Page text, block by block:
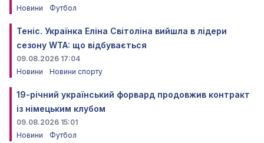
Новини
Футбол
Теніс. Українка Еліна Світоліна вийшла в лідери
сезону WTA: що відбувається
09.08.2026 17:04
Новини
Новини спорту
19-річний український форвард продовжив контракт
із німецьким клубом
09.08.2026 15:01
Новини
Футбол